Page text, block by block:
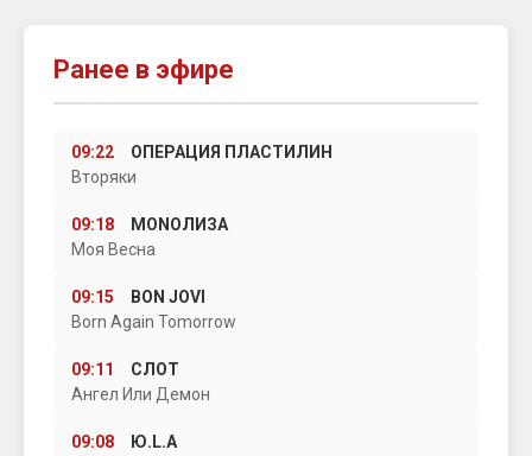
Ранее в эфире
09:22
ОПЕРАЦИЯ ПЛАСТИЛИН
Вторяки
09:18
MONOЛИЗА
Моя Весна
09:15
BON JOVI
Born Again Tomorrow
09:11
СЛОТ
Ангел Или Демон
09:08 Ю.L.А